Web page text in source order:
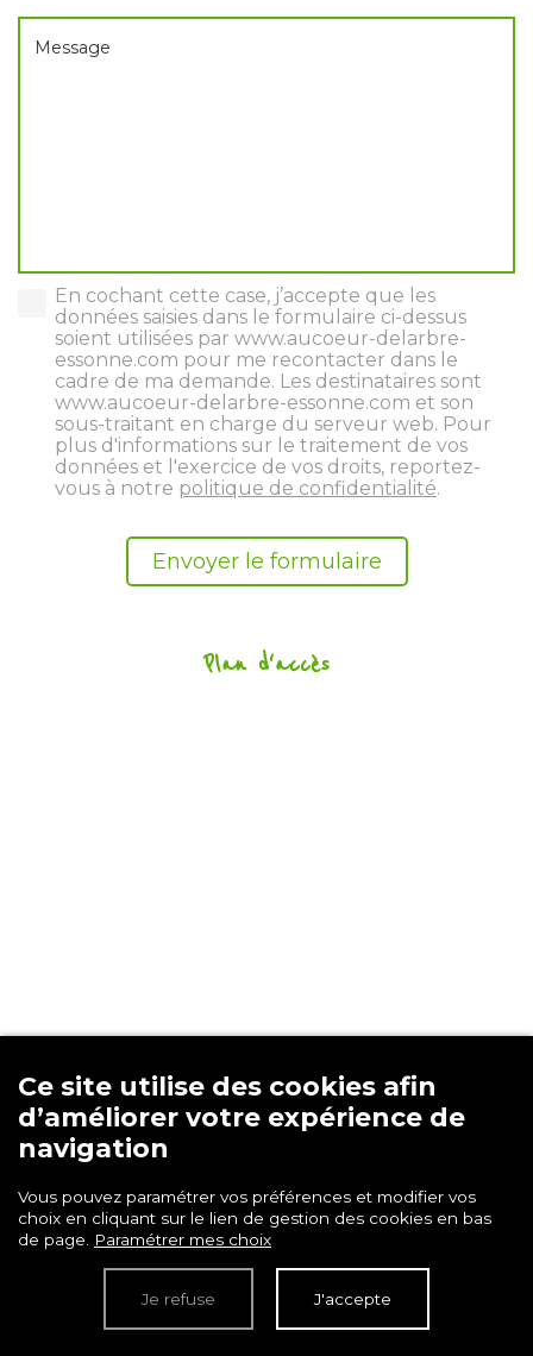
Message
En cochant cette case, j’accepte que les
données saisies dans le formulaire ci-dessus
soient utilisées par www.aucoeur-delarbre-
essonne.com pour me recontacter dans le
cadre de ma demande. Les destinataires sont
www.aucoeur-delarbre-essonne.com et son
sous-traitant en charge du serveur web. Pour
plus d'informations sur le traitement de vos
données et l'exercice de vos droits, reportez-
vous à notre politique de confidentialité.
Plan d'accès
AU COEUR DE L'ARBRE
8 rue de la Butte Cordière
91150 Étampes
Ce site utilise des cookies afin
d’améliorer votre expérience de
navigation
Vous pouvez paramétrer vos préférences et modifier vos
choix en cliquant sur le lien de gestion des cookies en bas
de page.
Paramétrer mes choix
Je refuse J'accepte